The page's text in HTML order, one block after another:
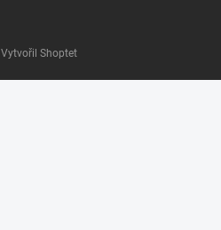
Vytvořil Shoptet